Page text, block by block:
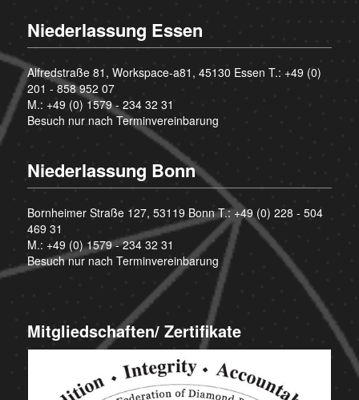
Niederlassung Essen
Alfredstraße 81, Workspace-a81, 45130 Essen T.: +49 (0)
201 - 858 952 07
M.: +49 (0) 1579 - 234 32 31
Besuch nur nach Terminvereinbarung
Niederlassung Bonn
Bornheimer Straße 127, 53119 Bonn T.:+49 (0) 228 - 504
469 31
M.: +49 (0) 1579 - 234 32 31
Besuch nur nach Terminvereinbarung
Mitgliedschaften/ Zertifikate